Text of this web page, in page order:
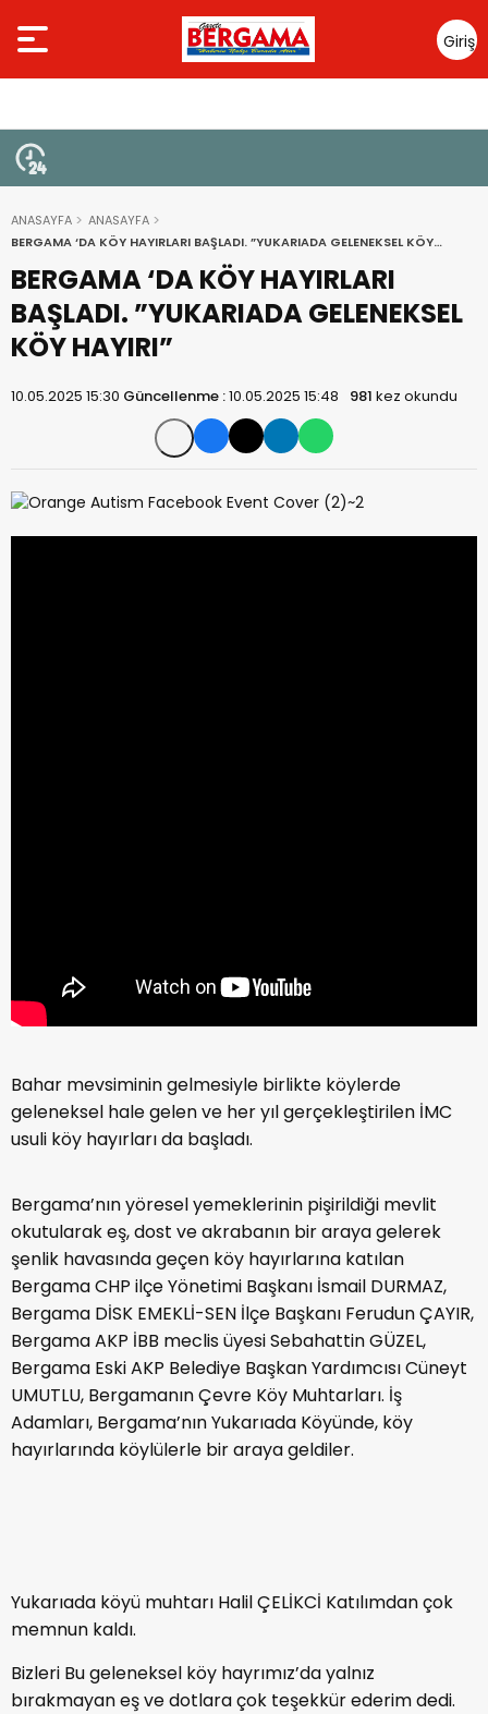
Giriş
Yap
ANASAYFA
ANASAYFA
BERGAMA ‘DA KÖY HAYIRLARI BAŞLADI. ”YUKARIADA GELENEKSEL KÖY
BERGAMA ‘DA KÖY HAYIRLARI
BAŞLADI. ”YUKARIADA GELENEKSEL
KÖY HAYIRI”
10.05.2025 15:30 Güncellenme :10.05.2025 15:48 981 kez okundu
Bahar mevsiminin gelmesiyle birlikte köylerde
geleneksel hale gelen ve her yıl gerçekleştirilen İMC
usuli köy hayırları da başladı.
Bergama’nın yöresel yemeklerinin pişirildiği mevlit
okutularak eş, dost ve akrabanın bir araya gelerek
şenlik havasında geçen köy hayırlarına katılan
Bergama CHP ilçe Yönetimi Başkanı İsmail DURMAZ,
Bergama DİSK EMEKLİ-SEN İlçe Başkanı Ferudun ÇAYIR,
Bergama AKP İBB meclis üyesi Sebahattin GÜZEL,
Bergama Eski AKP Belediye Başkan Yardımcısı Cüneyt
UMUTLU, Bergamanın Çevre Köy Muhtarları. İş
Adamları, Bergama’nın Yukarıada Köyünde, köy
hayırlarında köylülerle bir araya geldiler.
Yukarıada köyü muhtarı Halil ÇELİKCİ Katılımdan çok
memnun kaldı.
Bizleri Bu geleneksel köy hayrımız’da yalnız
bırakmayan eş ve dotlara çok teşekkür ederim dedi.